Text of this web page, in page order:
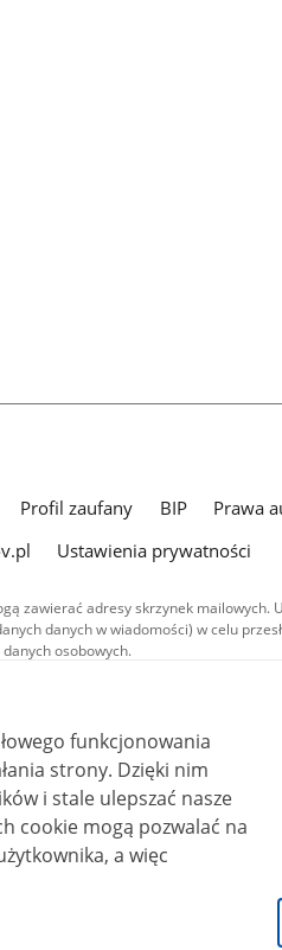
Profil zaufany BIP Prawa
Ustawienia prywatności
zawierać adresy skrzynek
danych w wiadomości) w celu
osobowych.
serwisie (z wyłączeniem treści
Commons: uznanie autorstwa -
Materiały audiowizualne, w tym zdjęcia,
Creative Commons: uznanie autorstwa
BY-NC-ND 4.0), o ile nie jest to
funkcjonowania
Dzięki nim
i stale ulepszać nasze
a więc